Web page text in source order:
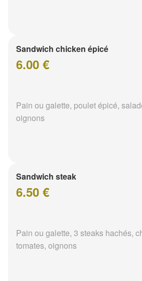
Sandwich chicken épicé
6.00 €
Pain ou galette, poulet épicé,
oignons
Sandwich steak
6.50 €
Pain ou galette, 3 steaks hachés,
tomates, oignons